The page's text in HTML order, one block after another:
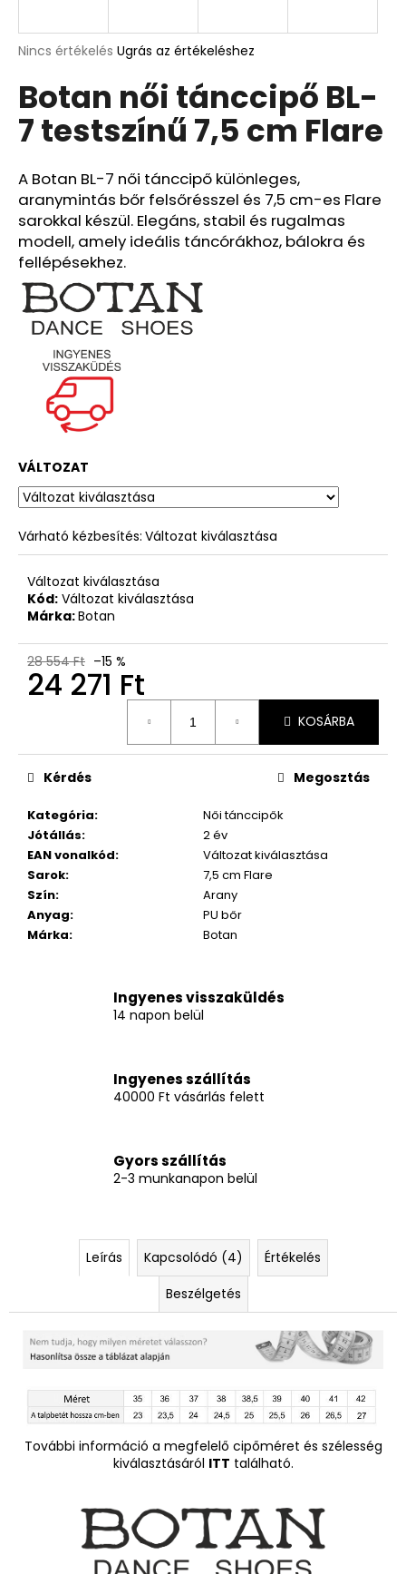
A
átlagos
értékelése
5-
ből
csillag.
Nincs értékelés Ugrás az értékeléshez
Botan női tánccipő BL-
7 testszínű 7,5 cm Flare
A Botan BL-7 női tánccipő különleges,
aranymintás bőr felsőrésszel és 7,5 cm-es Flare
sarokkal készül. Elegáns, stabil és rugalmas
modell, amely ideális táncórákhoz, bálokra és
fellépésekhez.
VÁLTOZAT
Várható kézbesítés: Változat kiválasztása
Változat kiválasztása
Kód: Változat kiválasztása
Márka:Botan
28 554 Ft –15 %
24 271 Ft
KOSÁRBA
Kategória:
Női tánccipők
Jótállás:
2 év
EAN vonalkód:
Változat kiválasztása
Sarok:
7,5 cm Flare
Szín:
Arany
Anyag:
PU bőr
Márka: Botan
Kérdés Megosztás
Ingyenes visszaküldés
14 napon belül
Ingyenes szállítás
40000 Ft vásárlás felett
Gyors szállítás
2-3 munkanapon belül
Leírás Kapcsolódó (4)
Értékelés
Beszélgetés
További információ a megfelelő cipőméret és szélesség
kiválasztásáról ITT található.
A
á
n
l
u
k